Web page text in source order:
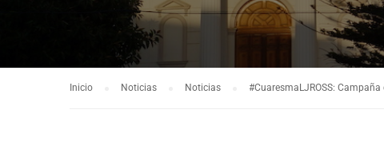
Inicio Noticias Noticias #CuaresmaLJROSS: